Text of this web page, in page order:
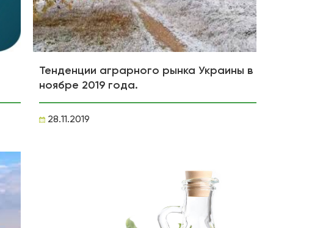
Тенденции аграрного рынка Украины в
ноябре 2019 года.
28.11.2019